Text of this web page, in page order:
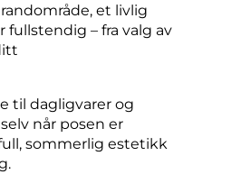
et livlig
– fra valg av
til dagligvarer og
når posen er
sommerlig estetikk